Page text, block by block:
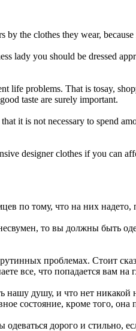
the clothes they wear,
lady you should be dressed
life problems. That is tosay,
taste are surely important.
it is not necessary to spend
designer clothes if you can
по тому, что на них
то вы должны быть
проблемах. Стоит
все, что попадается вам
душу, и что нет никакой
состояние, кроме того, она
дорого и стильно,